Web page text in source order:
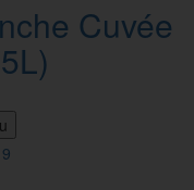
Cuvée